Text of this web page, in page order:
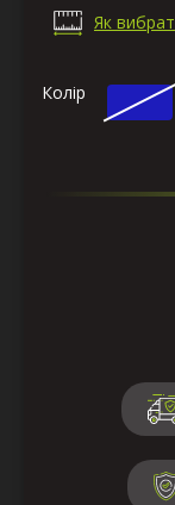
Як
Колір